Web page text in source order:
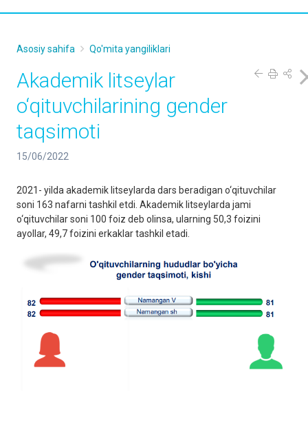
Asosiy sahifa Qo'mita yangiliklari
Akademik litseylar
o‘qituvchilarining gender
taqsimoti
15/06/2022
2021- yilda akademik litseylarda dars beradigan o‘qituvchilar
soni 163 nafarni tashkil etdi. Akademik litseylarda jami
o‘qituvchilar soni 100 foiz deb olinsa, ularning 50,3 foizini
ayollar, 49,7 foizini erkaklar tashkil etadi.